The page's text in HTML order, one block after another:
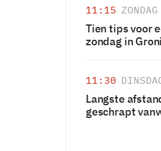
11:15 ZONDAG
Tien tips voor
zondag in
11:30
Langste
geschrapt